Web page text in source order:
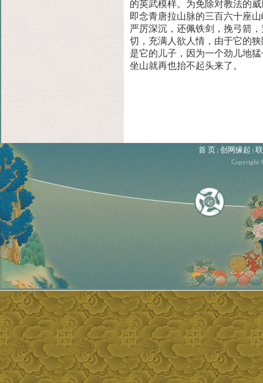
的英武模样。为免除对教法的
即念青唐拉山脉的三百六十座
严厉深沉， 还佩铁剑，挽弓箭
切，充满人欲 人情，由于它的
是它的儿子，因 为一个劲儿地
坐山就再也抬不起头来了。